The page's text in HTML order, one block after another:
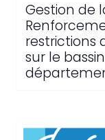
Gestion de
restrictions
sur le